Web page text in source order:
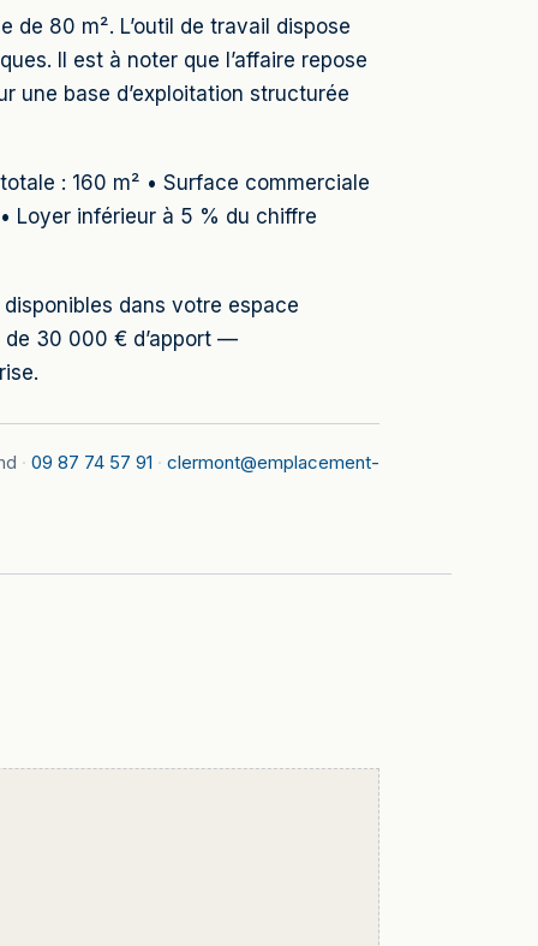
de 80 m². L’outil de travail dispose
Il est à noter que l’affaire repose
une base d’exploitation structurée
: 160 m² • Surface commerciale
Loyer inférieur à 5 % du chiffre
dans votre espace
de 30 000 € d’apport —
· 09 87 74 57 91 · clermont@emplacement-